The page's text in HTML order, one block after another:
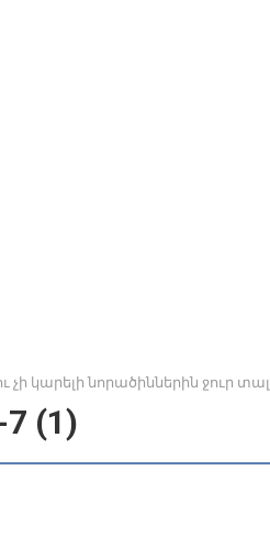
չի կարելի նորածիններին ջուր տալ
(1)